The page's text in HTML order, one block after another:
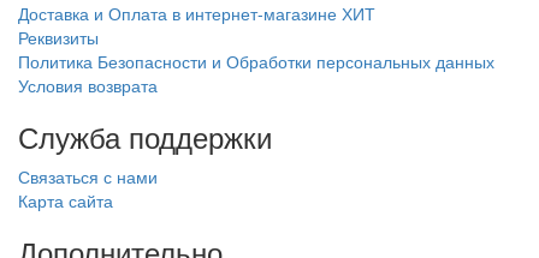
Доставка и Оплата в интернет-магазине ХИТ
Реквизиты
Политика Безопасности и Обработки персональных данных
Условия возврата
Служба поддержки
Связаться с нами
Карта сайта